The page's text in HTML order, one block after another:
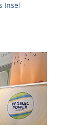
Insel